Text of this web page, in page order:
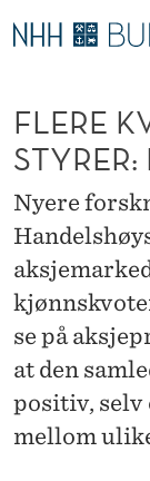
F
L
E
R
E
K
V
N
N
E
V
E
D
M
E
N
Y
K
I
N
E
T
T
S
T
E
E
Stipendiater
Disputaser
Ekspertutvalg
Om Bulletin
FLERE
Nyere
se på
at den
positiv, selv
mellom